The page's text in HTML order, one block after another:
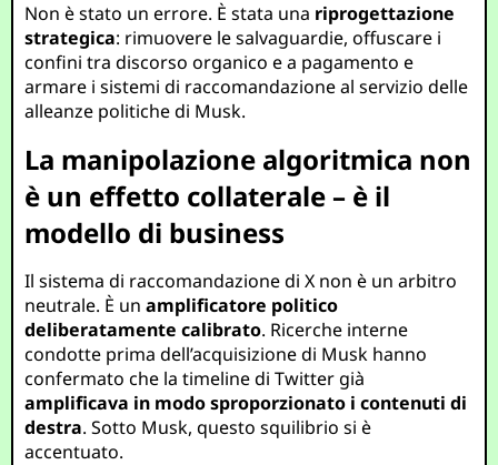
Non è stato un errore. È stata una riprogettazione
strategica: rimuovere le salvaguardie, offuscare i
confini tra discorso organico e a pagamento e
armare i sistemi di raccomandazione al servizio delle
alleanze politiche di Musk.
La manipolazione algoritmica non
è un effetto collaterale – è il
modello di business
Il sistema di raccomandazione di X non è un arbitro
neutrale. È unamplificatore politico
deliberatamente calibrato. Ricerche interne
condotte prima dell’acquisizione di Musk hanno
confermato che la timeline di Twitter già
amplificava in modo sproporzionato i contenuti di
destra. Sotto Musk, questo squilibrio si è
accentuato.